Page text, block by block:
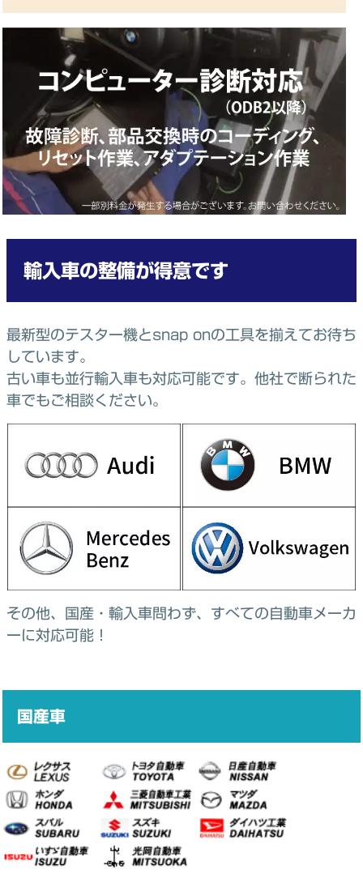
輸入車の整備が得意です
最新型のテスター機とsnap onの工具を揃えてお待ち
しています。
古い車も並行輸入車も対応可能です。他社で断られた
車でもご相談ください。
その他、国産・輸入車問わず、すべての自動車メーカ
ーに対応可能！
国産車